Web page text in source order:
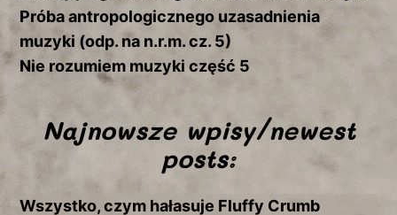
Próba antropologicznego uzasadnienia
muzyki (odp. na n.r.m. cz. 5)
Nie rozumiem muzyki część 5
Najnowsze wpisy/newest
posts:
Wszystko, czym hałasuje Fluffy Crumb